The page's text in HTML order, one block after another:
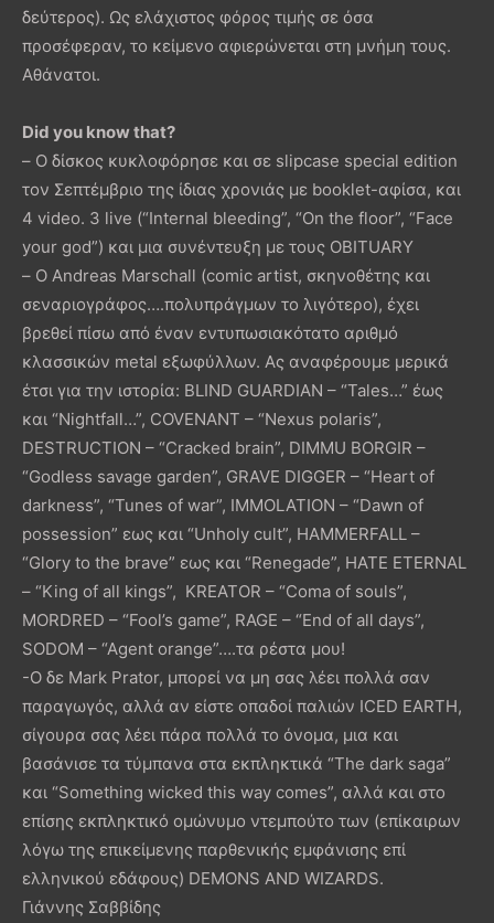
δεύτερος). Ως ελάχιστος φόρος τιμής σε όσα
προσέφεραν, το κείμενο αφιερώνεται στη μνήμη τους.
Αθάνατοι.
Did you know that?
– Ο δίσκος κυκλοφόρησε και σε slipcase special edition
τον Σεπτέμβριο της ίδιας χρονιάς με booklet-αφίσα, και
4 video. 3 live (“Internal bleeding”, “On the floor”, “Face
your god”) και μια συνέντευξη με τους OBITUARY
– Ο Andreas Marschall (comic artist, σκηνοθέτης και
σεναριογράφος….πολυπράγμων το λιγότερο), έχει
βρεθεί πίσω από έναν εντυπωσιακότατο αριθμό
κλασσικών metal εξωφύλλων. Ας αναφέρουμε μερικά
έτσι για την ιστορία: BLIND GUARDIAN – “Tales…” έως
και “Nightfall…”, COVENANT – “Nexus polaris”,
DESTRUCTION – “Cracked brain”, DIMMU BORGIR –
“Godless savage garden”, GRAVE DIGGER – “Heart of
darkness”, “Tunes of war”, IMMOLATION – “Dawn of
possession” εως και “Unholy cult”, HAMMERFALL –
“Glory to the brave” εως και “Renegade”, HATE ETERNAL
– “King of all kings”, KREATOR – “Coma of souls”,
MORDRED – “Fool’s game”, RAGE – “End of all days”,
SODOM – “Agent orange”….τα ρέστα μου!
-Ο δε Mark Prator, μπορεί να μη σας λέει πολλά σαν
παραγωγός, αλλά αν είστε οπαδοί παλιών ICED EARTH,
σίγουρα σας λέει πάρα πολλά το όνομα, μια και
βασάνισε τα τύμπανα στα εκπληκτικά “The dark saga”
και “Something wicked this way comes”, αλλά και στο
επίσης εκπληκτικό ομώνυμο ντεμπούτο των (επίκαιρων
λόγω της επικείμενης παρθενικής εμφάνισης επί
ελληνικού εδάφους) DEMONS AND WIZARDS.
Γιάννης Σαββίδης